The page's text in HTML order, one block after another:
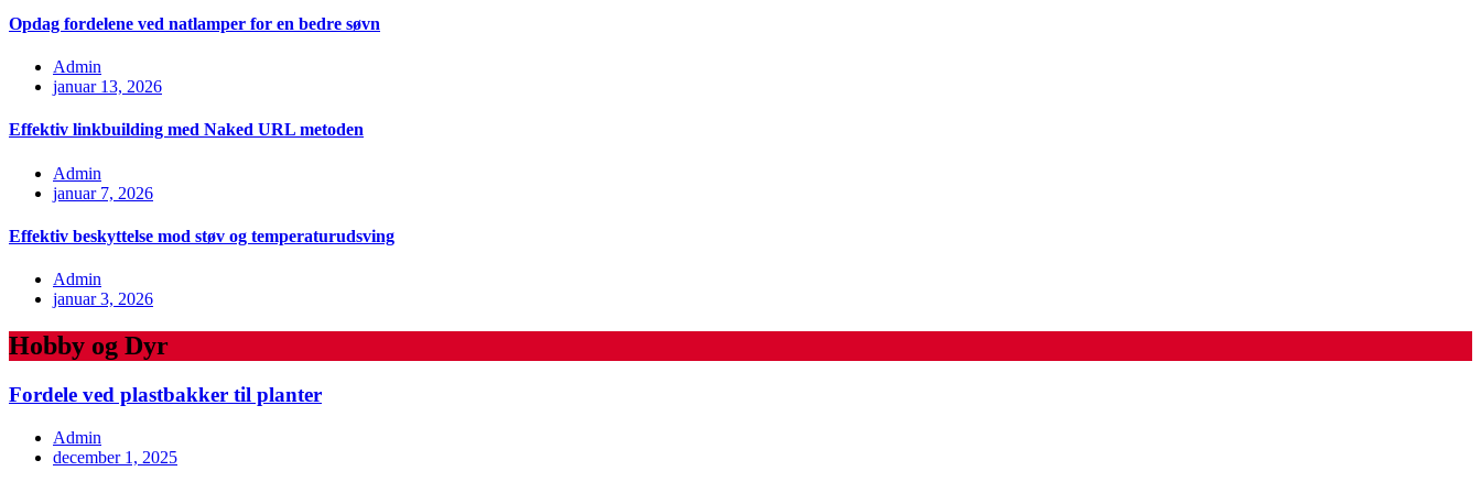
Opdag fordelene ved natlamper for en bedre søvn
Admin
januar 13, 2026
Effektiv linkbuilding med Naked URL metoden
Admin
januar 7, 2026
Effektiv beskyttelse mod støv og temperaturudsving
Admin
januar 3, 2026
Hobby og Dyr
Fordele ved plastbakker til planter
Admin
december 1, 2025